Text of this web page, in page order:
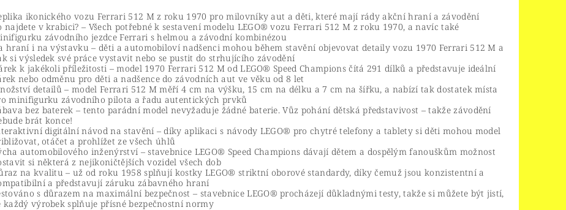
ikonického vozu Ferrari 512 M z roku 1970 pro milovníky aut a děti, které mají rády akční hraní a závodění
najdete v krabici? – Všech potřebné k sestavení modelu LEGO® vozu Ferrari 512 M z roku 1970, a navíc také
závodního jezdce Ferrari s helmou a závodní kombinézou
hraní i na výstavku – děti a automobiloví nadšenci mohou během stavění objevovat detaily vozu 1970 Ferrari 512 M a
si výsledek své práce vystavit nebo se pustit do strhujícího závodění
k jakékoli příležitosti – model 1970 Ferrari 512 M od LEGO® Speed Champions čítá 291 dílků a představuje ideální
nebo odměnu pro děti a nadšence do závodních aut ve věku od 8 let
detailů – model Ferrari 512 M měří 4 cm na výšku, 15 cm na délku a 7 cm na šířku, a nabízí tak dostatek místa
minifigurku závodního pilota a řadu autentických prvků
bez baterek – tento parádní model nevyžaduje žádné baterie. Vůz pohání dětská představivost – takže závodění
brát konce!
digitální návod na stavění – díky aplikaci s návody LEGO® pro chytré telefony a tablety si děti mohou model
otáčet a prohlížet ze všech úhlů
automobilového inženýrství – stavebnice LEGO® Speed Champions dávají dětem a dospělým fanouškům možnost
si některá z nejikoničtějších vozidel všech dob
na kvalitu – už od roku 1958 splňují kostky LEGO® striktní oborové standardy, díky čemuž jsou konzistentní a
a představují záruku zábavného hraní
s důrazem na maximální bezpečnost – stavebnice LEGO® procházejí důkladnými testy, takže si můžete být jistí,
každý výrobek splňuje přísné bezpečnostní normy